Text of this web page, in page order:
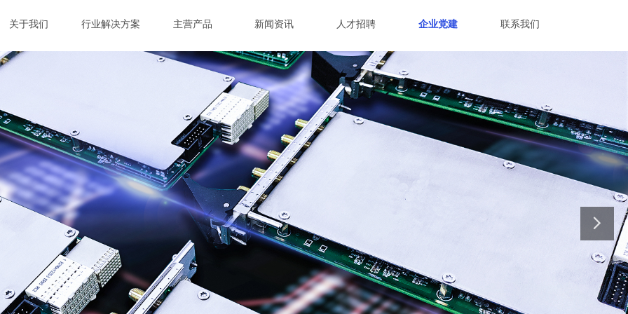
关于我们 行业解决方案 主营产品 新闻资讯 人才招聘 企业党建 联系我们